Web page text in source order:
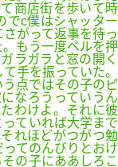
商店街を歩いて時
でc僕はシャッター
がって返事を待っ
もう一度ベルを押
ラガラと窓の開く
手を振っていた。
う点ではその子のピ
なろうっていうん
わけよ。それに彼
ていれば大学まで
れほどがつがつ勉
てのんびりとおけ
の子にああしろこ